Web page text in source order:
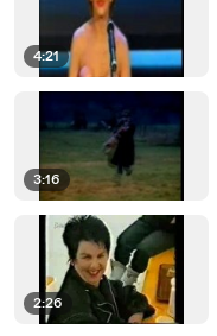
4:21
3:16
2:26